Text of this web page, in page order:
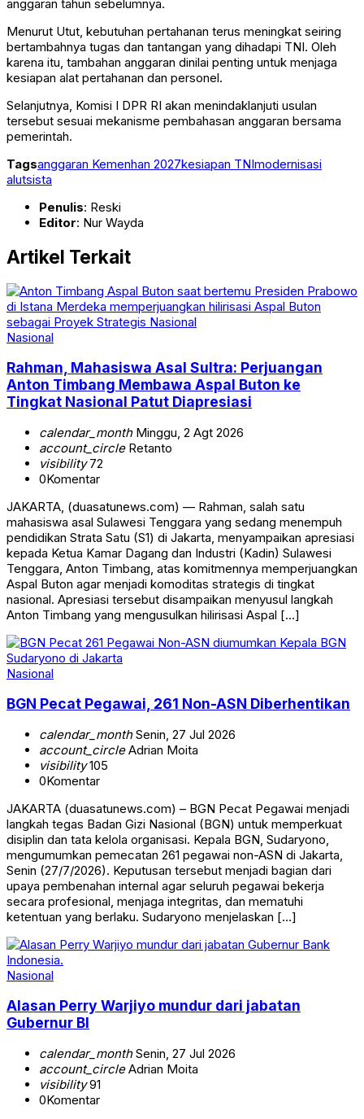
anggaran tahun sebelumnya.
Menurut Utut, kebutuhan pertahanan terus meningkat seiring
bertambahnya tugas dan tantangan yang dihadapi TNI. Oleh
karena itu, tambahan anggaran dinilai penting untuk menjaga
kesiapan alat pertahanan dan personel.
Selanjutnya, Komisi I DPR RI akan menindaklanjuti usulan
tersebut sesuai mekanisme pembahasan anggaran bersama
pemerintah.
Tagsanggaran Kemenhan 2027kesiapan TNImodernisasi
alutsista
Penulis: Reski
Editor: Nur Wayda
Artikel Terkait
Nasional
Rahman, Mahasiswa Asal Sultra: Perjuangan
Anton Timbang Membawa Aspal Buton ke
Tingkat Nasional Patut Diapresiasi
calendar_monthMinggu, 2 Agt 2026
account_circleRetanto
visibility72
0Komentar
JAKARTA, (duasatunews.com) — Rahman, salah satu
mahasiswa asal Sulawesi Tenggara yang sedang menempuh
pendidikan Strata Satu (S1) di Jakarta, menyampaikan apresiasi
kepada Ketua Kamar Dagang dan Industri (Kadin) Sulawesi
Tenggara, Anton Timbang, atas komitmennya memperjuangkan
Aspal Buton agar menjadi komoditas strategis di tingkat
nasional. Apresiasi tersebut disampaikan menyusul langkah
Anton Timbang yang mengusulkan hilirisasi Aspal […]
Nasional
BGN Pecat Pegawai, 261 Non-ASN Diberhentikan
calendar_monthSenin, 27 Jul 2026
account_circleAdrian Moita
visibility105
0Komentar
JAKARTA (duasatunews.com) – BGN Pecat Pegawai menjadi
langkah tegas Badan Gizi Nasional (BGN) untuk memperkuat
disiplin dan tata kelola organisasi. Kepala BGN, Sudaryono,
mengumumkan pemecatan 261 pegawai non-ASN di Jakarta,
Senin (27/7/2026). Keputusan tersebut menjadi bagian dari
upaya pembenahan internal agar seluruh pegawai bekerja
secara profesional, menjaga integritas, dan mematuhi
ketentuan yang berlaku. Sudaryono menjelaskan […]
Nasional
Alasan Perry Warjiyo mundur dari jabatan
Gubernur BI
calendar_monthSenin, 27 Jul 2026
account_circleAdrian Moita
visibility91
0Komentar